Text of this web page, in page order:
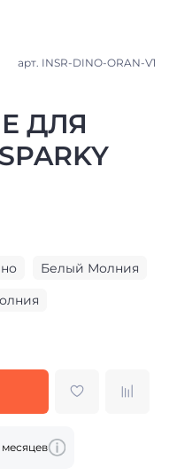
арт. INSR-DINO-ORAN-V1
ДЛЯ
Белый Молния
месяцев